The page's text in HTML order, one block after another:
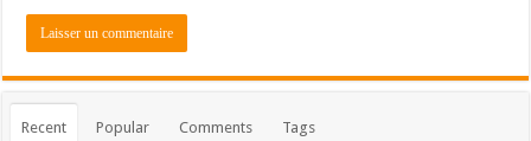
Recent Popular Comments Tags